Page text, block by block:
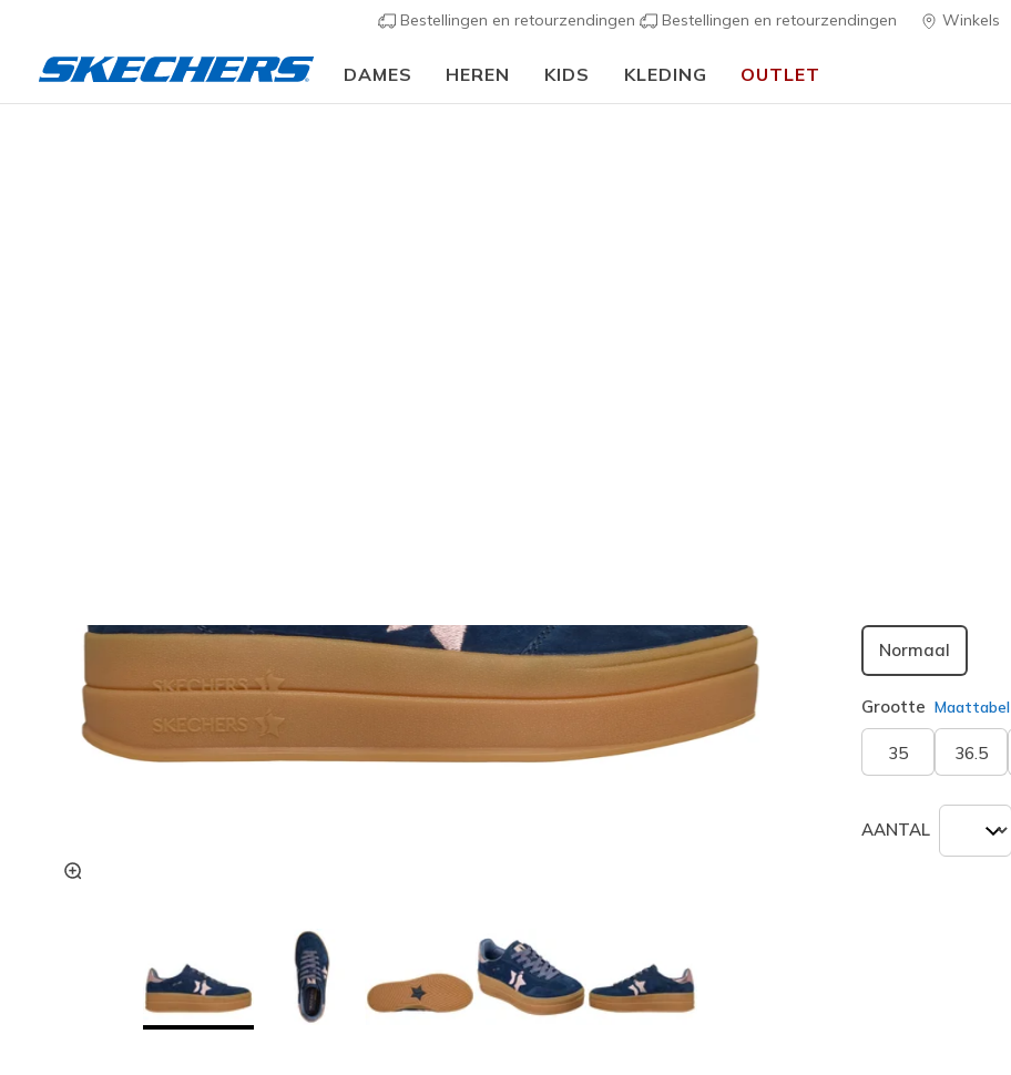
Bestellingen en retourzendingen Bestellingen en retourzendingen Winkels
DAMES HEREN KIDS KLEDING OUTLET
Normaal
Grootte Maattabel
35 36.5
AANTAL